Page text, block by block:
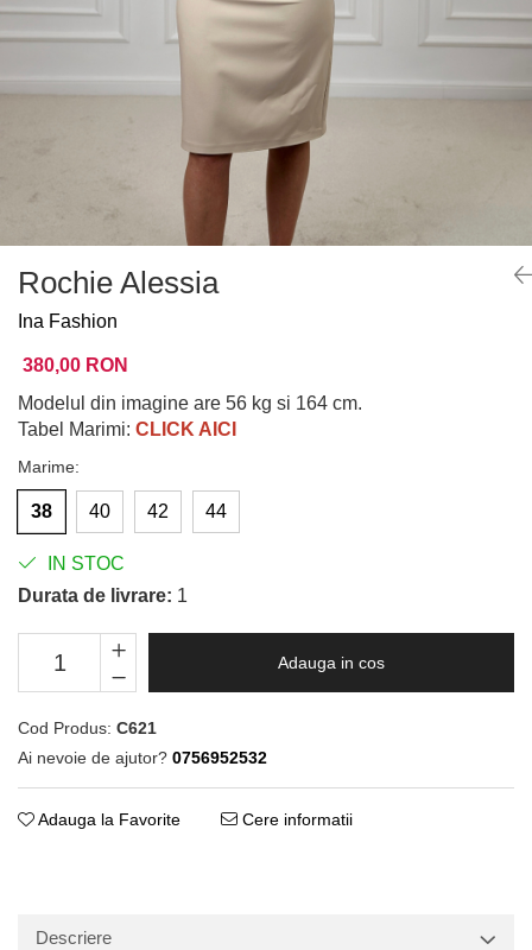
Rochie Alessia
Ina Fashion
380,00 RON
Modelul din imagine are 56 kg si 164 cm.
Tabel Marimi: CLICK AICI
Marime:
38 40 42 44
IN STOC
Durata de livrare: 1
Adauga in cos
Cod Produs: C621
Ai nevoie de ajutor? 0756952532
Adauga la Favorite Cere informatii
Descriere